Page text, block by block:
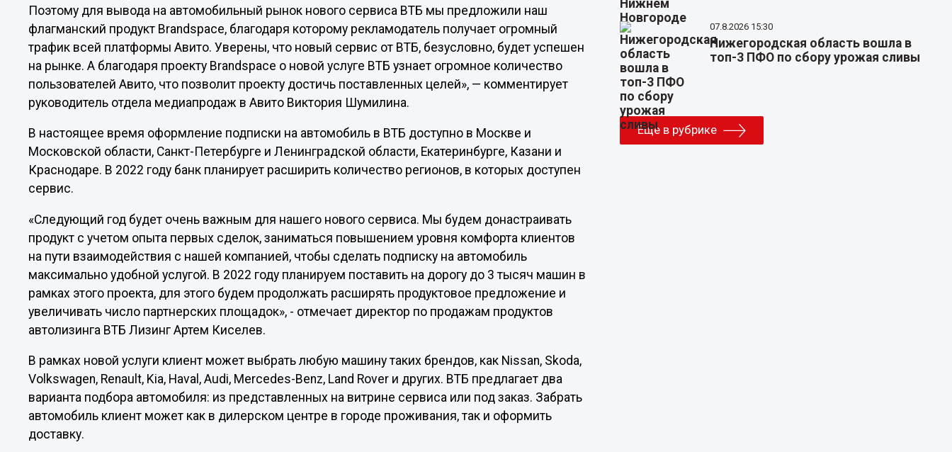
Поэтому для вывода на автомобильный рынок нового сервиса ВТБ мы предложили наш
флагманский продукт Brandspace, благодаря которому рекламодатель получает огромный
трафик всей платформы Авито. Уверены, что новый сервис от ВТБ, безусловно, будет успешен
на рынке. А благодаря проекту Brandspace о новой услуге ВТБ узнает огромное количество
пользователей Авито, что позволит проекту достичь поставленных целей», — комментирует
руководитель отдела медиапродаж в Авито Виктория Шумилина.
В настоящее время оформление подписки на автомобиль в ВТБ доступно в Москве и
Московской области, Санкт-Петербурге и Ленинградской области, Екатеринбурге, Казани и
Краснодаре. В 2022 году банк планирует расширить количество регионов, в которых доступен
сервис.
«Следующий год будет очень важным для нашего нового сервиса. Мы будем донастраивать
продукт с учетом опыта первых сделок, заниматься повышением уровня комфорта клиентов
на пути взаимодействия с нашей компанией, чтобы сделать подписку на автомобиль
максимально удобной услугой. В 2022 году планируем поставить на дорогу до 3 тысяч машин в
рамках этого проекта, для этого будем продолжать расширять продуктовое предложение и
увеличивать число партнерских площадок», - отмечает директор по продажам продуктов
автолизинга ВТБ Лизинг Артем Киселев.
В рамках новой услуги клиент может выбрать любую машину таких брендов, как Nissan, Skoda,
Volkswagen, Renault, Kia, Haval, Audi, Mercedes-Benz, Land Rover и других. ВТБ предлагает два
варианта подбора автомобиля: из представленных на витрине сервиса или под заказ. Забрать
автомобиль клиент может как в дилерском центре в городе проживания, так и оформить
доставку.
07.8.2026 15:30
Нижегородская область вошла в
топ-3 ПФО по сбору урожая сливы
Еще в рубрике